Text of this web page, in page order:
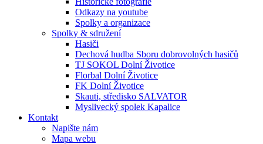
Odkazy na youtube
Spolky a organizace
Spolky & sdružení
Hasiči
Dechová hudba Sboru dobrovolných hasičů
TJ SOKOL Dolní Životice
Florbal Dolní Životice
FK Dolní Životice
Skauti, středisko SALVATOR
Myslivecký spolek Kapalice
Kontakt
Napište nám
Mapa webu